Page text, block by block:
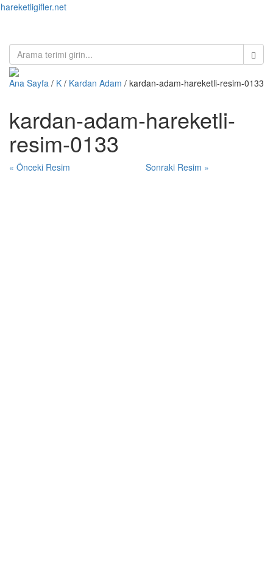
hareketligifler.net
Ana Sayfa / K / Kardan Adam / kardan-adam-hareketli-resim-0133
kardan-adam-hareketli-
resim-0133
« Önceki Resim Sonraki Resim »